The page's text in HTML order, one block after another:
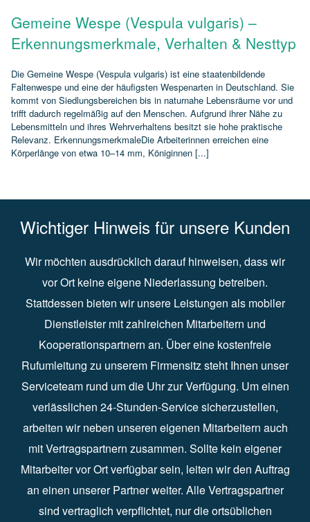
Gemeine Wespe (Vespula vulgaris) –
Erkennungsmerkmale, Verhalten & Nesttyp
Die Gemeine Wespe (Vespula vulgaris) ist eine staatenbildende
Faltenwespe und eine der häufigsten Wespenarten in Deutschland. Sie
kommt von Siedlungsbereichen bis in naturnahe Lebensräume vor und
trifft dadurch regelmäßig auf den Menschen. Aufgrund ihrer Nähe zu
Lebensmitteln und ihres Wehrverhaltens besitzt sie hohe praktische
Relevanz. ErkennungsmerkmaleDie Arbeiterinnen erreichen eine
Körperlänge von etwa 10–14 mm, Königinnen [...]
Wichtiger Hinweis für unsere Kunden
Wir möchten ausdrücklich darauf hinweisen, dass wir
vor Ort keine eigene Niederlassung betreiben.
Stattdessen bieten wir unsere Leistungen als mobiler
Dienstleister mit zahlreichen Mitarbeitern und
Kooperationspartnern an. Über eine kostenfreie
Rufumleitung zu unserem Firmensitz steht Ihnen unser
Serviceteam rund um die Uhr zur Verfügung. Um einen
verlässlichen 24-Stunden-Service sicherzustellen,
arbeiten wir neben unseren eigenen Mitarbeitern auch
mit Vertragspartnern zusammen. Sollte kein eigener
Mitarbeiter vor Ort verfügbar sein, leiten wir den Auftrag
an einen unserer Partner weiter. Alle Vertragspartner
sind vertraglich verpflichtet, nur die ortsüblichen